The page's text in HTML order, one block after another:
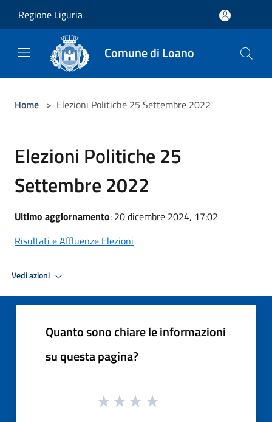
Regione Liguria
Comune di Loano
Home > Elezioni Politiche 25 Settembre 2022
Elezioni Politiche 25
Settembre 2022
Ultimo aggiornamento: 20 dicembre 2024, 17:02
Risultati e Affluenze Elezioni
Vedi azioni
Quanto sono chiare le informazioni
su questa pagina?